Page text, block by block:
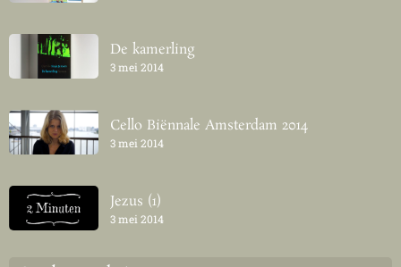
De kamerling
3 mei 2014
Cello Biënnale Amsterdam 2014
3 mei 2014
Jezus (1)
3 mei 2014